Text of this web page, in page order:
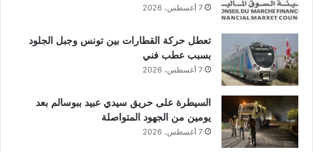
7 أغسطس، 2026
تعطل حركة القطارات بين تونس وجبل الجلود
بسبب عطب فني
7 أغسطس، 2026
السيطرة على حريق سيدي عبيد ببوسالم بعد
يومين من الجهود المتواصلة
7 أغسطس، 2026